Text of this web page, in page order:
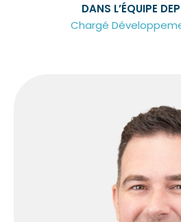
DANS L’ÉQUIPE
Chargé